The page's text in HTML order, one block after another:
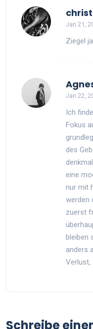
Jan 21,
Ziegel
Jan 22,
Ich
Fokus
des
eine
nur mit
werden
zuerst
bleiben
anders
Verlust,
Schreibe